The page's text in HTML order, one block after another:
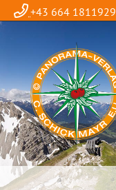
+43 664 1811929